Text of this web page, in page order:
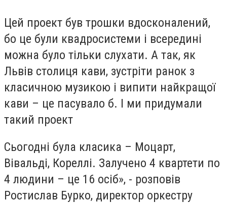
Цей проект був трошки вдосконалений,
бо це були квадросистеми і всередині
можна було тільки слухати. А так, як
Львів столиця кави, зустріти ранок з
класичною музикою і випити найкращої
кави – це пасувало б. І ми придумали
такий проект
Сьогодні була класика – Моцарт,
Вівальді, Кореллі. Залучено 4 квартети по
4 людини – це 16 осіб», - розповів
Ростислав Бурко, директор оркестру